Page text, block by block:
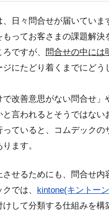
日々問合せが届いていま
ってお客さまの課題解
ですが、
問合せの中には
にたどり着くまでにどう
改善意思がない問合せ
言われるとそうではな
ていると、
コムデックの
ます。
せるためにも、問合せ
では、
kintone(キントー
して分類する仕組みを構